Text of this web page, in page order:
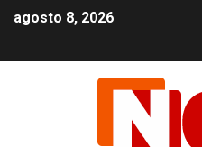
agosto 8, 2026